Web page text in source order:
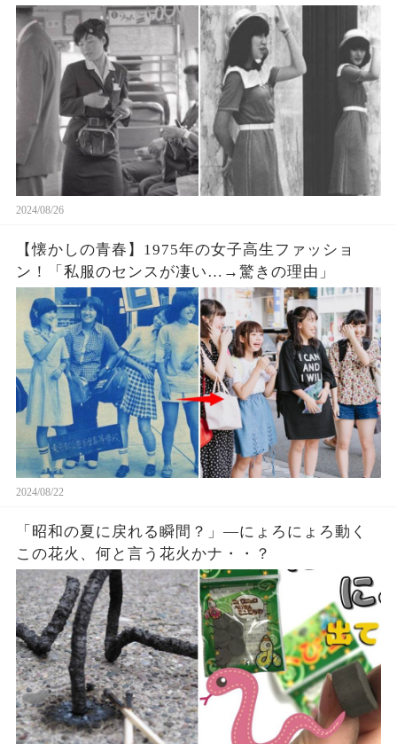
風景
2024/08/26
【懐かしの青春】1975年の女子高生ファッショ
ン！「私服のセンスが凄い…→驚きの理由」
2024/08/22
「昭和の夏に戻れる瞬間？」—にょろにょろ動く
この花火、何と言う花火かナ・・？